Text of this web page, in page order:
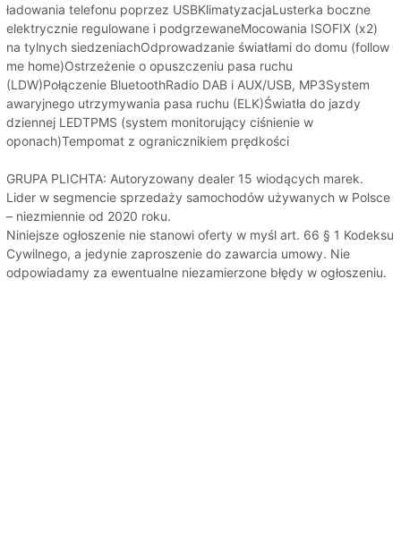
ładowania telefonu poprzez USBKlimatyzacjaLusterka boczne
elektrycznie regulowane i podgrzewaneMocowania ISOFIX (x2)
na tylnych siedzeniachOdprowadzanie światłami do domu (follow
me home)Ostrzeżenie o opuszczeniu pasa ruchu
(LDW)Połączenie BluetoothRadio DAB i AUX/USB, MP3System
awaryjnego utrzymywania pasa ruchu (ELK)Światła do jazdy
dziennej LEDTPMS (system monitorujący ciśnienie w
oponach)Tempomat z ogranicznikiem prędkości
GRUPA PLICHTA: Autoryzowany dealer 15 wiodących marek.
Lider w segmencie sprzedaży samochodów używanych w Polsce
– niezmiennie od 2020 roku.
Niniejsze ogłoszenie nie stanowi oferty w myśl art. 66 § 1 Kodeksu
Cywilnego, a jedynie zaproszenie do zawarcia umowy. Nie
odpowiadamy za ewentualne niezamierzone błędy w ogłoszeniu.